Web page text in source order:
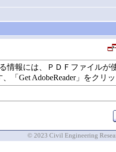
情報には、ＰＤＦファイル
、「Get AdobeReader」をク
© 2023 Civil Engineering